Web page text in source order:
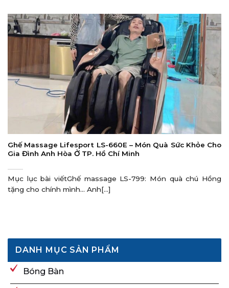
Ghế Massage Lifesport LS-660E – Món Quà Sức Khỏe Cho
Gia Đình Anh Hòa Ở TP. Hồ Chí Minh
Mục lục bài viếtGhế massage LS-799: Món quà chú Hồng
tặng cho chính mình… Anh[...]
DANH MỤC SẢN PHẨM
Bóng Bàn